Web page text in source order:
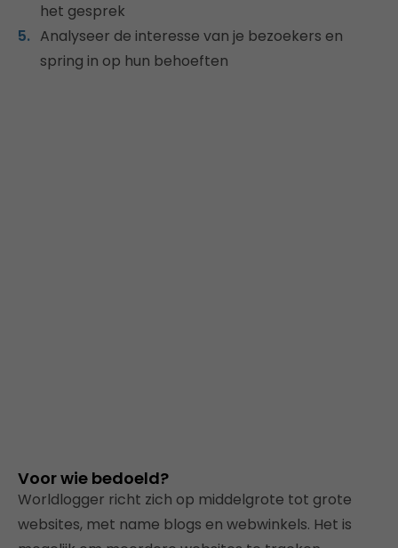
het gesprek
Analyseer de interesse van je bezoekers en
spring in op hun behoeften
Voor wie bedoeld?
Worldlogger richt zich op middelgrote tot grote
websites, met name blogs en webwinkels. Het is